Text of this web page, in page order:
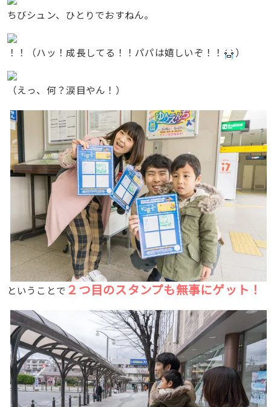
ちびシュン、ひとりでおすねん。
！！（ハッ！成長してる！！パパは嬉しいぞ！！ ）
（えっ、何？涙目やん！）
ということで ２つ目のスタンプも無事にゲット！